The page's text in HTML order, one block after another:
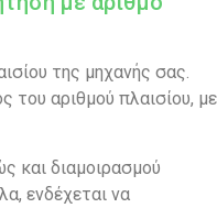
της μηχανής σας.
του αριθμού πλαισίου, με
και διαμοιρασμού
ενδέχεται να